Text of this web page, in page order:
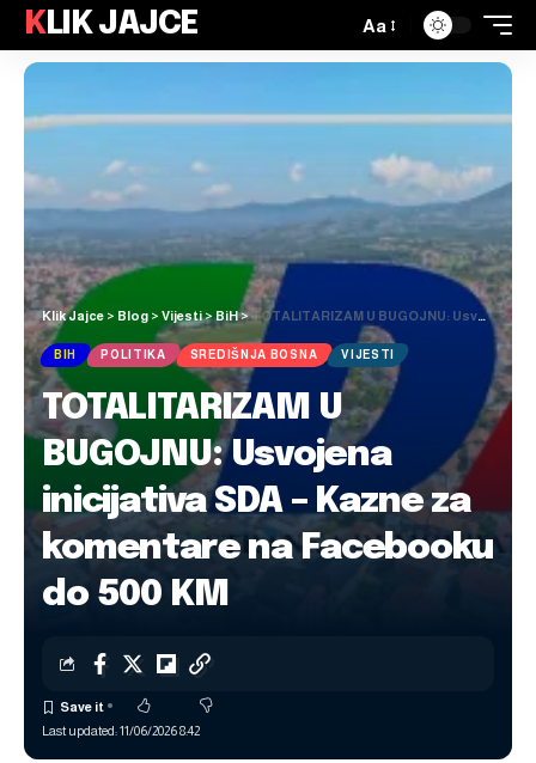
KLIK JAJCE Aa
Klik Jajce > Blog > Vijesti>BiH>TOTALITARIZAM U BUGOJNU: Usvojena inicijativa SDA – Kazne za komentare na Facebooku do 500 KM
BIH POLITIKA SREDIŠNJA BOSNA VIJESTI
TOTALITARIZAM U
BUGOJNU: Usvojena
inicijativa SDA – Kazne za
komentare na Facebooku
do 500 KM
Last updated: 11/06/2026 8:42